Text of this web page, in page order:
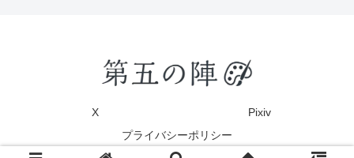
X
Pixiv
プライバシーポリシー